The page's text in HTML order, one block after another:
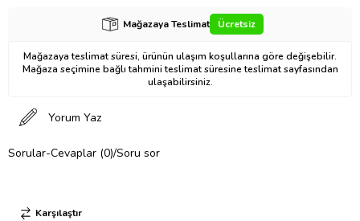
Mağazaya Teslimat Ücretsiz
Mağazaya teslimat süresi, ürünün ulaşım koşullarına göre değişebilir.
Mağaza seçimine bağlı tahmini teslimat süresine teslimat sayfasından
ulaşabilirsiniz.
Yorum Yaz
Sorular-Cevaplar (0)/Soru sor
Karşılaştır